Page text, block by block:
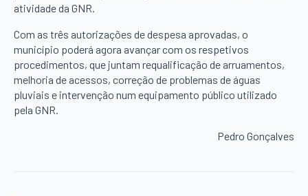
atividade da GNR.
Com as três autorizações de despesa aprovadas, o
município poderá agora avançar com os respetivos
procedimentos, que juntam requalificação de arruamentos,
melhoria de acessos, correção de problemas de águas
pluviais e intervenção num equipamento público utilizado
pela GNR.
Pedro Gonçalves